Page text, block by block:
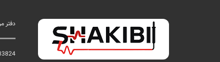
دفتر